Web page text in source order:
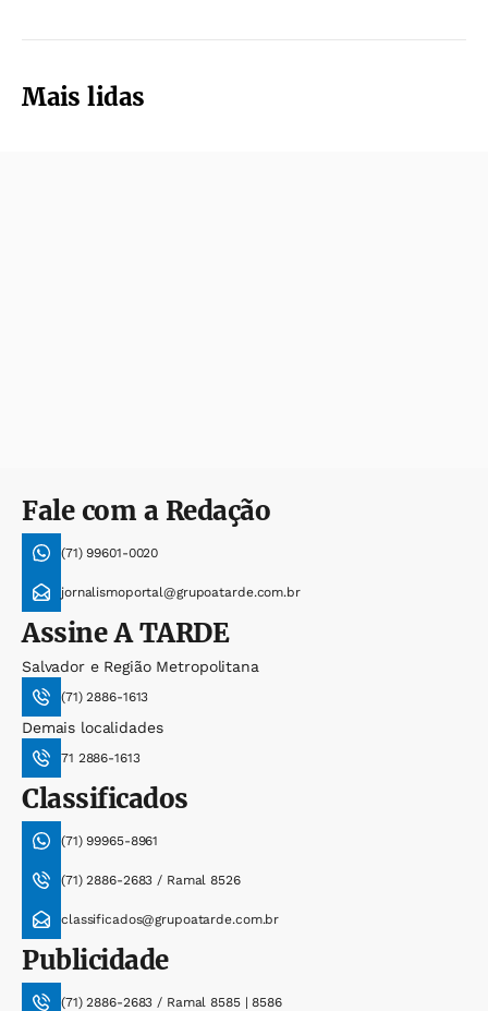
Mais lidas
Fale com a Redação
(71) 99601-0020
jornalismoportal@grupoatarde.com.br
AssineA TARDE
Salvador e Região Metropolitana
(71) 2886-1613
Demais localidades
71 2886-1613
Classificados
(71) 99965-8961
(71) 2886-2683 / Ramal 8526
classificados@grupoatarde.com.br
Publicidade
(71) 2886-2683 / Ramal 8585 | 8586